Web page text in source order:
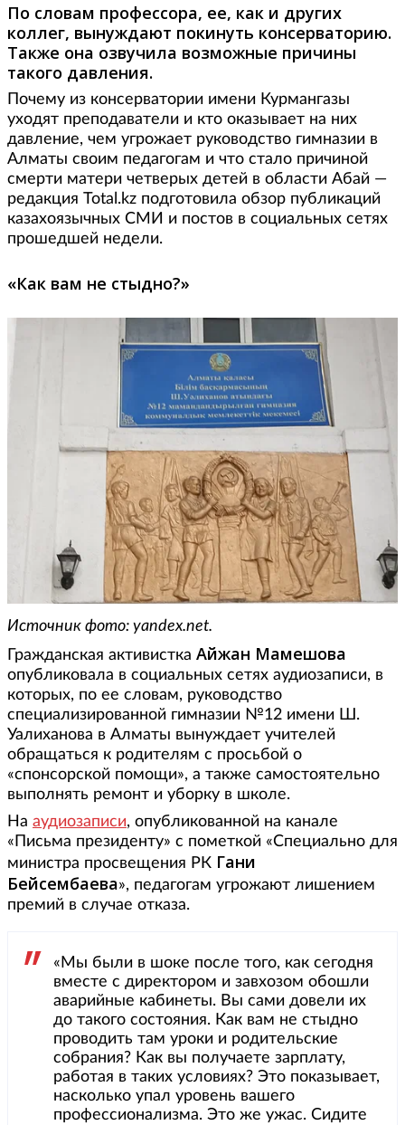
По словам профессора, ее, как и других
коллег, вынуждают покинуть консерваторию.
Также она озвучила возможные причины
такого давления.
Почему из консерватории имени Курмангазы
уходят преподаватели и кто оказывает на них
давление, чем угрожает руководство гимназии в
Алматы своим педагогам и что стало причиной
смерти матери четверых детей в области Абай —
редакция Total.kz подготовила обзор публикаций
казахоязычных СМИ и постов в социальных сетях
прошедшей недели.
«Как вам не стыдно?»
Источник фото: yandex.net.
Гражданская активистка Айжан Мамешова
опубликовала в социальных сетях аудиозаписи, в
которых, по ее словам, руководство
специализированной гимназии №12 имени Ш.
Уалиханова в Алматы вынуждает учителей
обращаться к родителям с просьбой о
«спонсорской помощи», а также самостоятельно
выполнять ремонт и уборку в школе.
На аудиозаписи, опубликованной на канале
«Письма президенту» с пометкой «Специально для
министра просвещения РК Гани
Бейсембаева», педагогам угрожают лишением
премий в случае отказа.
«Мы были в шоке после того, как сегодня
вместе с директором и завхозом обошли
аварийные кабинеты. Вы сами довели их
до такого состояния. Как вам не стыдно
проводить там уроки и родительские
собрания? Как вы получаете зарплату,
работая в таких условиях? Это показывает,
насколько упал уровень вашего
профессионализма. Это же ужас. Сидите